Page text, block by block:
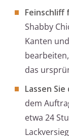
Feinschliff
Shabby
Kanten
das
Lassen
dem
etwa 24